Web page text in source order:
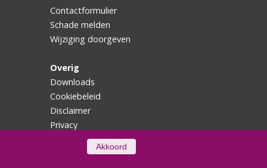
Akkoord
Contactformulier
Schade melden
Wijziging doorgeven
Overig
Downloads
Cookiebeleid
Disclaimer
Privacy